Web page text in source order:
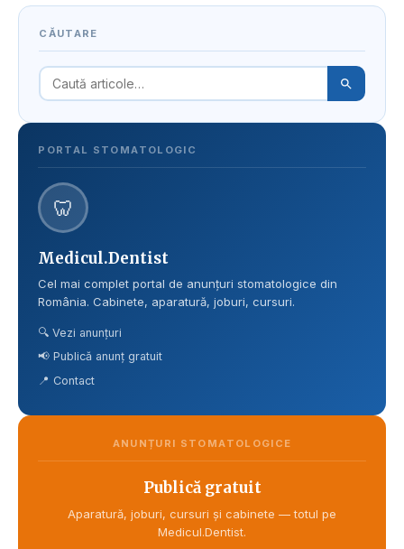
CĂUTARE
PORTAL STOMATOLOGIC
🦷
Medicul.Dentist
Cel mai complet portal de anunțuri stomatologice din
România. Cabinete, aparatură, joburi, cursuri.
🔍 Vezi anunțuri
📢 Publică anunț gratuit
📍 Contact
ANUNȚURI STOMATOLOGICE
Publică gratuit
Aparatură, joburi, cursuri și cabinete — totul pe
Medicul.Dentist.